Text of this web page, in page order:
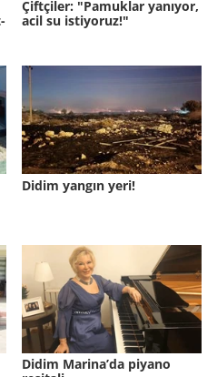
Çift­çi­ler: "Pa­muk­lar ya­nı­yor,
acil su is­ti­yo­ruz!"
Didim yangın yeri!
Didim Marina’da piyano